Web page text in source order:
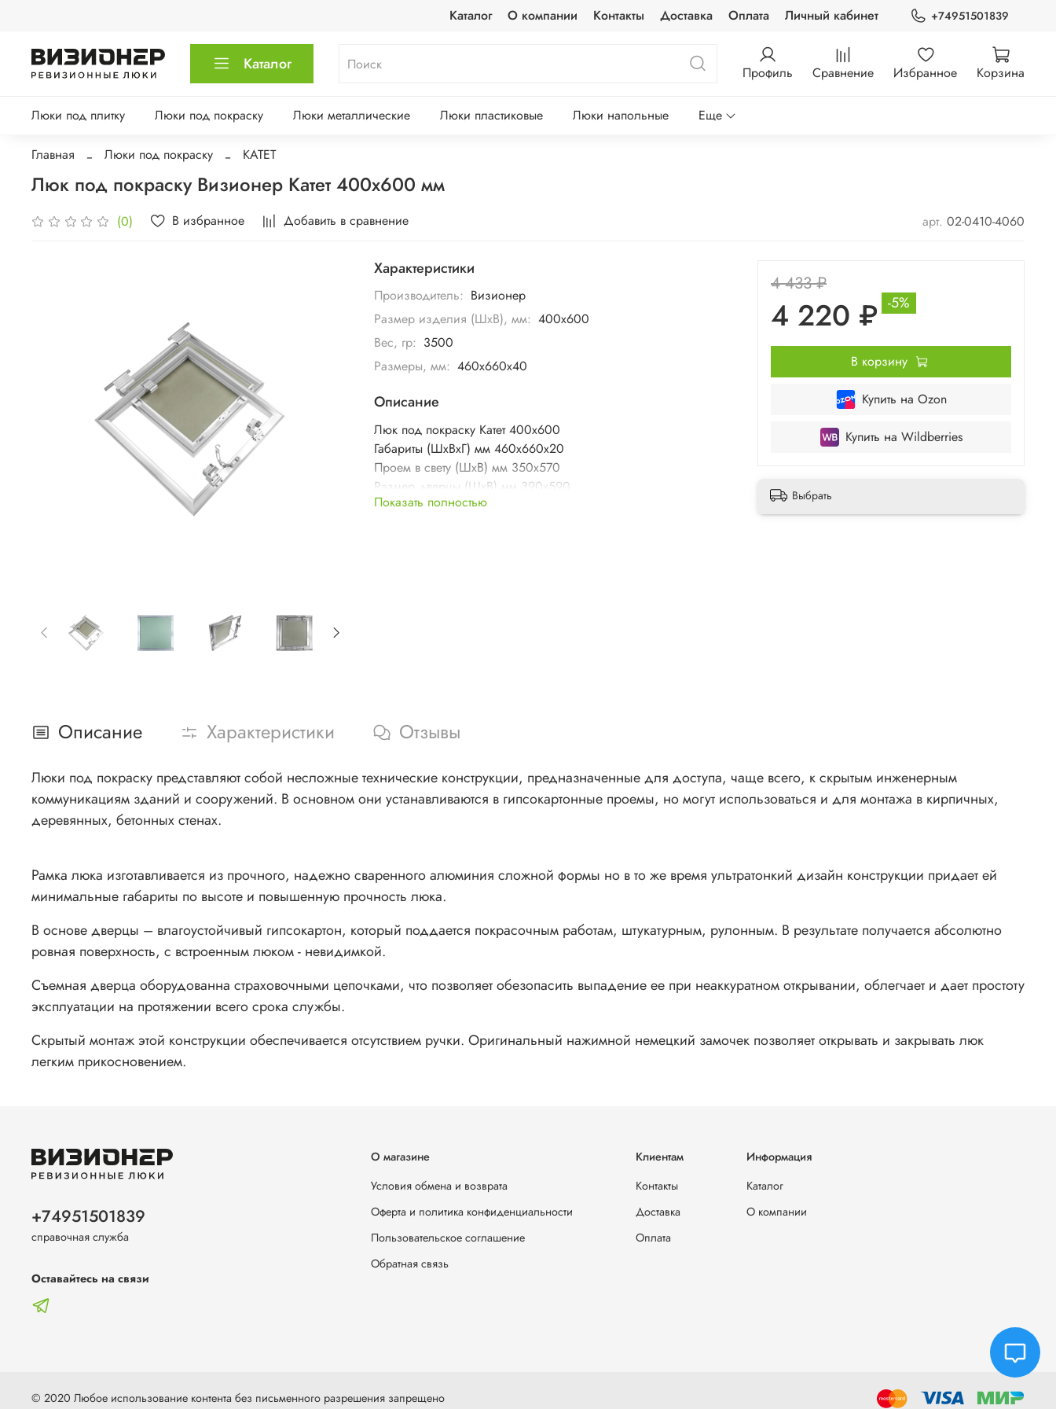
Каталог О компании Контакты Доставка Оплата Личный кабинет +74951501839
Каталог Профиль Сравнение Избранное Корзина
Люки под плитку Люки под покраску Люки металлические Люки пластиковые Люки напольные Еще
Главная Люки под покраску КАТЕТ
Люк под покраску Визионер Катет 400х600 мм
(0) В избранное Добавить в сравнение арт. 02-0410-4060
Характеристики
Производитель: Визионер
Размер изделия (ШхВ), мм: 400х600
Вес, гр: 3500
Размеры, мм: 460х660х40
Описание
Люк под покраску Катет 400х600
Габариты (ШхВхГ) мм 460х660х20
Проем в свету (ШхВ) мм 350х570
Размер дверцы (ШхВ) мм 390х590
Вес изделия кг 3,5
Показать полностью
4 433 ₽
4 220 ₽ -5%
В корзину
Купить на Ozon
Купить на Wildberries
Выбрать
Описание Характеристики Отзывы
Люки под покраску представляют собой несложные технические конструкции, предназначенные для доступа, чаще всего, к скрытым инженерным
коммуникациям зданий и сооружений. В основном они устанавливаются в гипсокартонные проемы, но могут использоваться и для монтажа в кирпичных,
деревянных, бетонных стенах.
Рамка люка изготавливается из прочного, надежно сваренного алюминия сложной формы но в то же время ультратонкий дизайн конструкции придает ей
минимальные габариты по высоте и повышенную прочность люка.
В основе дверцы – влагоустойчивый гипсокартон, который поддается покрасочным работам, штукатурным, рулонным. В результате получается абсолютно
ровная поверхность, с встроенным люком - невидимкой.
Съемная дверца оборудованна страховочными цепочками, что позволяет обезопасить выпадение ее при неаккуратном открывании, облегчает и дает простоту
эксплуатации на протяжении всего срока службы.
Скрытый монтаж этой конструкции обеспечивается отсутствием ручки. Оригинальный нажимной немецкий замочек позволяет открывать и закрывать люк
легким прикосновением.
О магазине
Условия обмена и возврата
Оферта и политика конфиденциальности
Пользовательское соглашение
Обратная связь
Клиентам
Контакты
Доставка
Оплата
Информация
Каталог
О компании
+74951501839
справочная служба
Оставайтесь на связи
© 2020 Любое использование контента без письменного разрешения запрещено